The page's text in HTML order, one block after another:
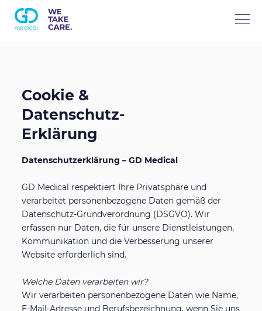
Hauptaktivitäten
B-t-B Internationaler Handel
Medical Care (Exklusivvertrieb)
Produktkategorien
Wundversorgung
Rekonstruktive Chirurgie
Ästhetische Chirurgie
Kontakt
Tulip® Bestellportal
Mehr
Cookie &
Datenschutz-
Erklärung
Datenschutzerklärung – GD Medical
GD Medical respektiert Ihre Privatsphäre und
verarbeitet personenbezogene Daten gemäß der
Datenschutz-Grundverordnung (DSGVO). Wir
erfassen nur Daten, die für unsere Dienstleistungen,
Kommunikation und die Verbesserung unserer
Website erforderlich sind.
Welche Daten verarbeiten wir?
Wir verarbeiten personenbezogene Daten wie Name,
E-Mail-Adresse und Berufsbezeichnung, wenn Sie uns